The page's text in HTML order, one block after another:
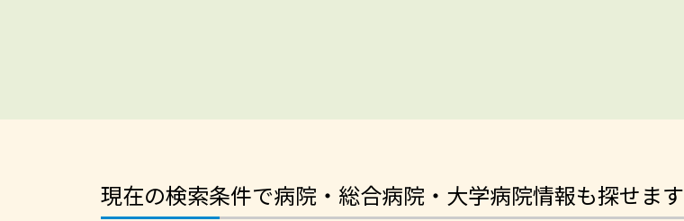
現在の検索条件で病院・総合病院・大学病院情報も探せます